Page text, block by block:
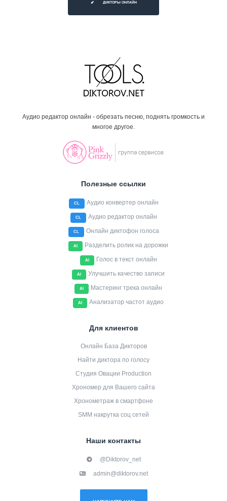
ДИКТОРЫ ОНЛАЙН
Аудио редактор онлайн - обрезать песню, поднять громкость и
многое другое.
Полезные ссылки
CL Аудио конвертер онлайн
CL Аудио редактор онлайн
CL Онлайн диктофон голоса
AI Разделить ролик на дорожки
AI Голос в текст онлайн
AI Улучшить качество записи
AI Мастеринг трека онлайн
AI Анализатор частот аудио
Для клиентов
Онлайн База Дикторов
Найти диктора по голосу
Студия Овации Production
Хрономер для Вашего сайта
Хронометраж в смартфоне
SMM накрутка соц сетей
Наши контакты
@Diktorov_net
admin@diktorov.net